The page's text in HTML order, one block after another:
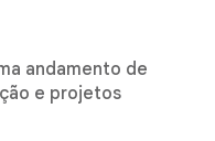
andamento de
e projetos